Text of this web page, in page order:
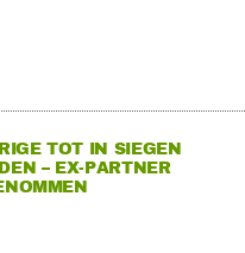
TOT IN SIEGEN
– EX-PARTNER